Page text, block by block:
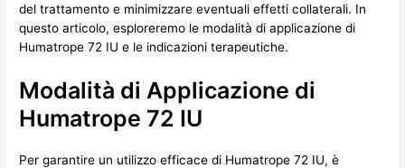
del trattamento e minimizzare eventuali effetti collaterali. In
questo articolo, esploreremo le modalità di applicazione di
Humatrope 72 IU e le indicazioni terapeutiche.
Modalità di Applicazione di
Humatrope 72 IU
Per garantire un utilizzo efficace di Humatrope 72 IU, è